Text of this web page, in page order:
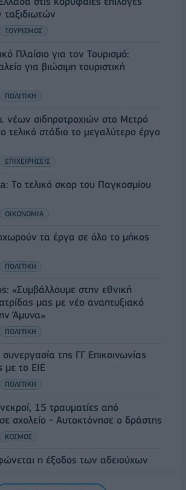
ΤΟΥΡΙΣΜΟΣ
Πλαίσιο για τον Τουρισμό:
για βιώσιμη τουριστική
ΠΟΛΙΤΙΚΗ
νέων σιδηροτροχιών στο Μετρό
τελικό στάδιο το μεγαλύτερο έργο
ΕΠΙΧΕΙΡΗΣΕΙΣ
Το τελικό σκορ του Παγκοσμίου
ΟΙΚΟΝΟΜΙΑ
τα έργα σε όλο το μήκος
ΠΟΛΙΤΙΚΗ
«Συμβάλλουμε στην εθνική
μας με νέο αναπτυξιακό
Άμυνα»
ΠΟΛΙΤΙΚΗ
της ΓΓ Επικοινωνίας
με το ΕΙΕ
ΠΟΛΙΤΙΚΗ
15 τραυματίες από
σχολείο - Αυτοκτόνησε ο δράστης
ΚΟΣΜΟΣ
η έξοδος των αδειούχων